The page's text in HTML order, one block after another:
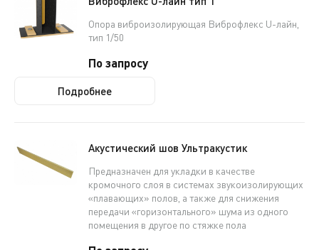
Опора виброизолирующая Виброфлекс U-лайн,
тип 1/50
По запросу
Подробнее
Акустический шов Ультракустик
Предназначен для укладки в качестве
кромочного слоя в системах звукоизолирующих
«плавающих» полов, а также для снижения
передачи «горизонтального» шума из одного
помещения в другое по стяжке пола